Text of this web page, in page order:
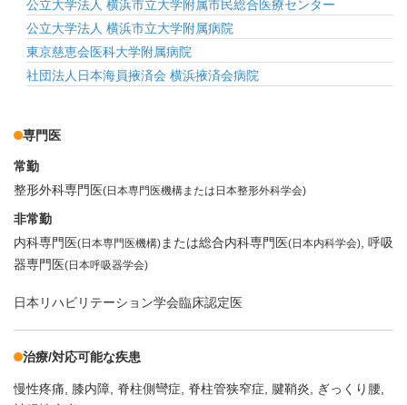
公立大学法人 横浜市立大学附属市民総合医療センター
公立大学法人 横浜市立大学附属病院
東京慈恵会医科大学附属病院
社団法人日本海員掖済会 横浜掖済会病院
専門医
常勤
整形外科専門医(日本専門医機構または日本整形外科学会)
非常勤
内科専門医(日本専門医機構) または総合内科専門医(日本内科学会) 呼吸
器専門医(日本呼吸器学会)
日本リハビリテーション学会臨床認定医
治療/対応可能な疾患
慢性疼痛 膝内障 脊柱側彎症 脊柱管狭窄症 腱鞘炎
ぎっくり腰